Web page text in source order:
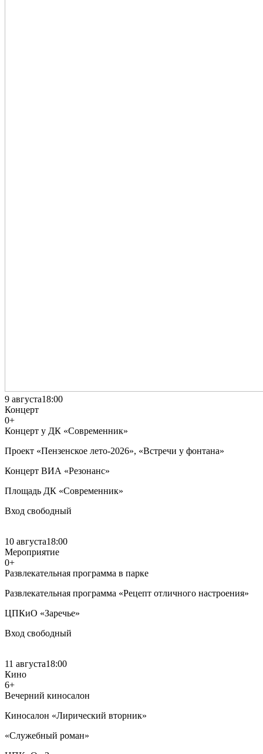
9 августа18:00
Концерт
0+
Концерт у ДК «Современник»
Проект «Пензенское лето-2026», «Встречи у фонтана»
Концерт ВИА «Резонанс»
Площадь ДК «Современник»
Вход свободный
10 августа18:00
Мероприятие
0+
Развлекательная программа в парке
Развлекательная программа «Рецепт отличного настроения»
ЦПКиО «Заречье»
Вход свободный
11 августа18:00
Кино
6+
Вечерний киносалон
Киносалон «Лирический вторник»
«Служебный роман»